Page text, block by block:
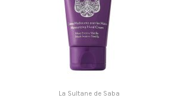
La Sultane de Saba